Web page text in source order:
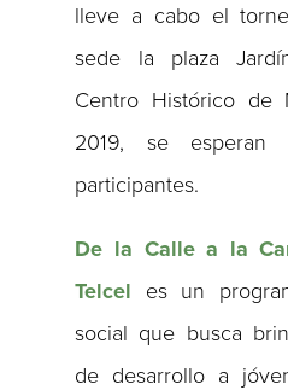
lleve a cabo el
sede la plaza
Centro Histórico de
2019, se
participantes.
De la Calle a la
Telcel es un
social que busca
de desarrollo a